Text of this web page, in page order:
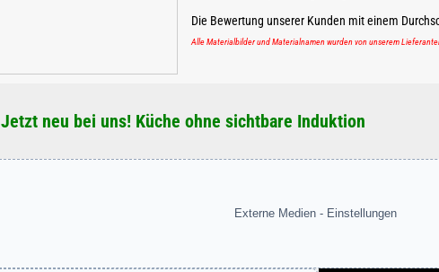
Die Bewertung unserer Kunden mit einem
Alle Materialbilder und Materialnamen wurden von unserem
Jetzt neu bei uns! Küche ohne sichtbare Induktion
Externe Medien - Einstellungen